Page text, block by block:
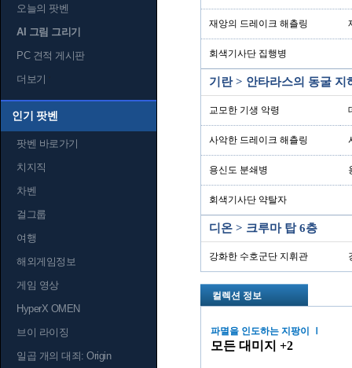
오늘의 팟벤
AI 그림 그리기
PC 견적 게시판
더보기
인기 팟벤
팟벤 바로가기
치지직
차벤
걸그룹
여행
해외게임정보
게임 영상
HyperX OMEN
브이 라이징
일곱 개의 대죄: Origin
재앙의 드레이크 해츨링
회색기사단 집행병
기란 > 안타라스의 동굴 지
교모한 기생 악령
사악한 드레이크 해츨링
용신도 분쇄병
회색기사단 약탈자
디온 > 크루마 탑 6층
강화한 수호군단 지휘관
컬렉션 정보
파멸을 인도하는 지팡이 Ⅰ
모든 대미지 +2